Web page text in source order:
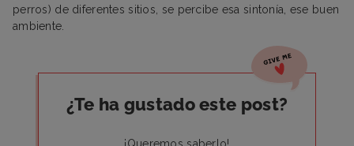
perros) de diferentes sitios, se percibe esa sintonía, ese buen
ambiente.
¿Te ha gustado este post?